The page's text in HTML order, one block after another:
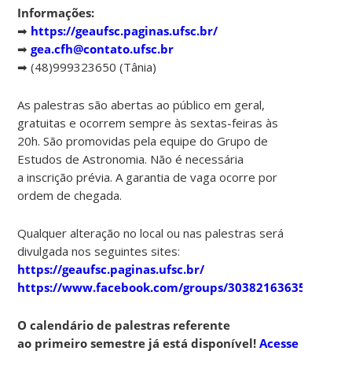
Informações:
➡ https://geaufsc.paginas.ufsc.br/
➡gea.cfh@contato.ufsc.br
➡ (48)999323650 (Tânia)
As palestras são abertas ao público em geral,
gratuitas e ocorrem sempre às sextas-feiras às
20h. São promovidas pela equipe do Grupo de
Estudos de Astronomia. Não é necessária
a inscrição prévia. A garantia de vaga ocorre por
ordem de chegada.
Qualquer alteração no local ou nas palestras será
divulgada nos seguintes sites:
https://geaufsc.paginas.ufsc.br/
https://www.facebook.com/groups/303821636357910
O calendário de palestras referente
ao primeiro semestre já está disponível!Acesse